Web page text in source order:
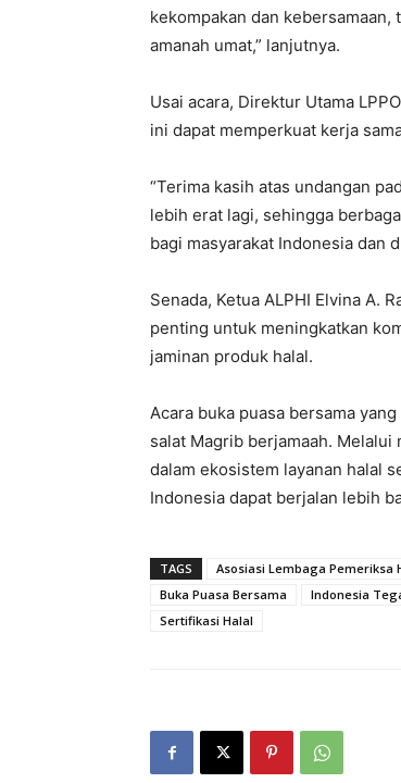
kekompakan dan
amanah umat,” lanjutnya.
Usai acara, Direktur Utama
ini dapat memperkuat kerja
“Terima kasih atas undangan
lebih erat lagi, sehingga
bagi masyarakat Indonesia dan
Senada, Ketua ALPHI Elvina A.
penting untuk meningkatkan
jaminan produk halal.
Acara buka puasa bersama
salat Magrib berjamaah. Melalui
dalam ekosistem layanan halal
Indonesia dapat berjalan lebih
TAGS Asosiasi Lembaga Pemeriksa
Buka Puasa Bersama
Indonesia
Sertifikasi Halal